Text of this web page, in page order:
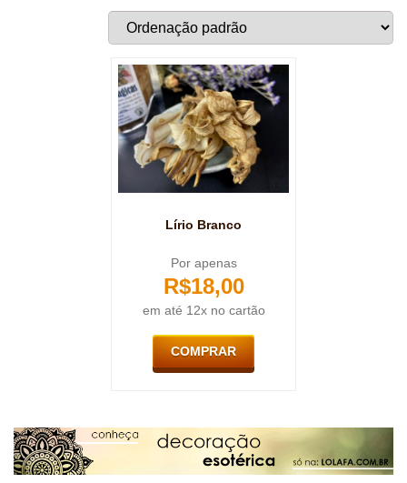
Lírio Branco
Por apenas
R$18,00
em até 12x no cartão
COMPRAR